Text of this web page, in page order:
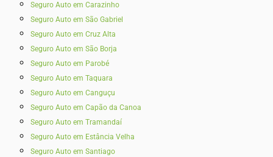
Seguro Auto em Carazinho
Seguro Auto em São Gabriel
Seguro Auto em Cruz Alta
Seguro Auto em São Borja
Seguro Auto em Parobé
Seguro Auto em Taquara
Seguro Auto em Canguçu
Seguro Auto em Capão da Canoa
Seguro Auto em Tramandaí
Seguro Auto em Estância Velha
Seguro Auto em Santiago